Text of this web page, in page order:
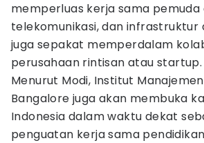
memperluas kerja sama pemuda
telekomunikasi, dan infrastruktur
juga sepakat memperdalam
perusahaan rintisan atau startup.
Menurut Modi, Institut
Bangalore juga akan membuka
Indonesia dalam waktu dekat
penguatan kerja sama